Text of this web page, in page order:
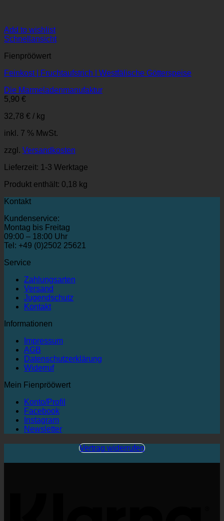
Add to wishlist
Schnellansicht
Fienprööwert
Feinkost | Fruchtaufstrich | Westfälische Götterspeise
Die Marmeladenmanufaktur
5,90 €
32,78 € / kg
inkl. 7 % MwSt.
zzgl. Versandkosten
Lieferzeit: 1-3 Werktage
Produkt enthält: 0,18 kg
Kontakt
Kundenservice:
Montag bis Freitag
09:00 – 18:00 Uhr
Tel: +49 (0)2502 25621
Service
Zahlungsarten
Versand
Jugendschutz
Kontakt
Informationen
Impressum
AGB
Datenschutzerklärung
Widerruf
Mein Fienprööwert
Konto/Profil
Facebook
Instagram
Newsletter
Vertrag widerrufen